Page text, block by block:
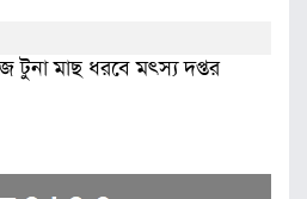
টুনা মাছ ধরবে মৎস্য দপ্তর